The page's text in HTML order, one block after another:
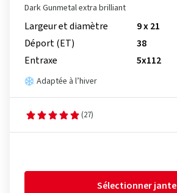
Dark Gunmetal extra brilliant
Largeur et diamètre
9 x 21
Déport (ET)
38
Entraxe
5x112
Adaptée à l’hiver
(27)
Sélectionner jante